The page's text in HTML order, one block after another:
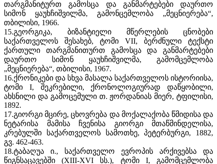
თარგმანიტურთ გამოსცა და განმარტებები დაურთო
სიმონ ყაუხჩიშვილმა, გამონცემლობა „მეცნიერება“,
თბილისი, 1966.
15.გეორგიკა, ბიზანტიელი მწერლების ცნობები
საქართველოს შესახებ, ტომი VII, ბერძნული ტექსტი
ქართული თარგმანითურთ გამოსცა და განმარტებები
დაურთო სიმონ ყაუხჩიშვილმა, გამომცემლობა
„მეცნიერება“, თბილისი, 1967.
16.ქრონიკები და სხვა მასალა საქართველოს ისტორიისა,
ტომი I, შეკრებილი, ქრონოლოგიურად დაწყობილი,
ახსნილი და გამოცემული თ. ჟორდანიას მიერ, ტფილისი,
1892.
17.გიორგი მცირე, ცხოვრება და მოქალაქობა წმიდისა და
ნეტარისა მამისა ჩვენისა გიორგი მთაწმინდელისა,
კრებულში საქართველოს სამოთხე, პეტერბურგი, 1882,
გვ. 462-463.
18.ტაბაღუა ი., საქართველო ევროპის არქივებსა და
წიგნსაცავებში (XIII-XVI სს.), ტომი I, გამომცემლობა